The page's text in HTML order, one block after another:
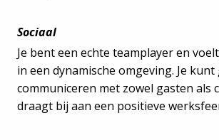
Sociaal
Je bent een echte teamplayer en
in een dynamische omgeving. Je kunt
communiceren met zowel gasten als
draagt bij aan een positieve